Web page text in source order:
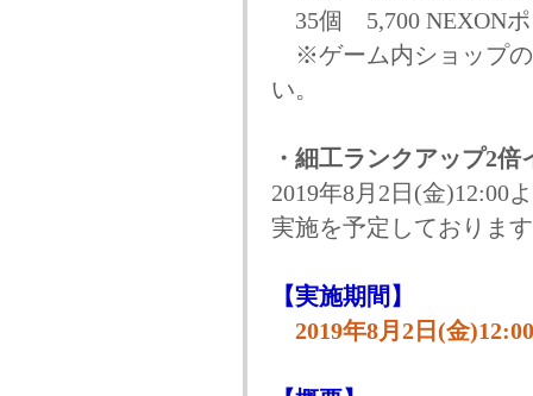
35個 5,700 NEXONポ
※ゲーム内ショップの
い。
・細工ランクアップ2倍
2019年8月2日(金)12:00
実施を予定しておりま
【実施期間】
2019年8月2日(金